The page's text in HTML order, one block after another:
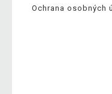
Ochrana osobných